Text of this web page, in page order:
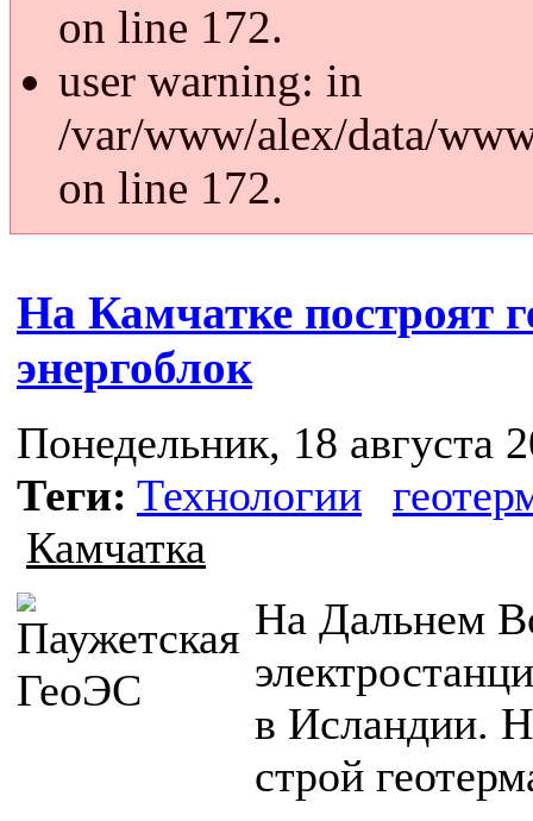
on line 172.
user warning: in
/var/www/alex/data/
on line 172.
На Камчатке построят
энергоблок
Понедельник, 18 августа
Теги: Технологии
Камчатка
На Дальнем
в Исландии.
строй